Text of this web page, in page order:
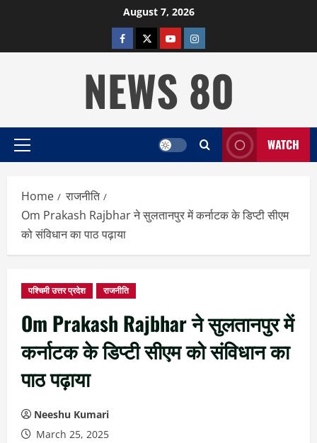
August 7, 2026
facebooktwitterYOUTUBE
instagram
NEWS 80
Primary
WATCH
Home
राजनीति
Om Prakash Rajbhar ने सुलतानपुर में कर्नाटक के डिप्टी सीएम
को संविधान का पाठ पढ़ाया
पश्चिमी उत्तर प्रदेश राजनीति
Om Prakash Rajbhar ने सुलतानपुर में
कर्नाटक के डिप्टी सीएम को संविधान का
पाठ पढ़ाया
Neeshu Kumari
March 25, 2025